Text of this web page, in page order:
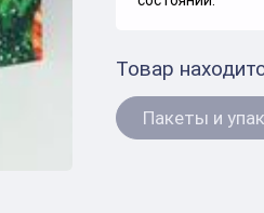
Товар
Пакеты и